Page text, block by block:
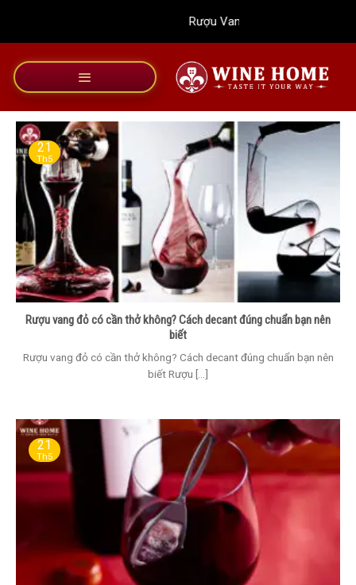
dung
Rượu Vang Wine Home
Rượu vang đỏ có cần thở không? Cách decant đúng chuẩn bạn nên
biết
Rượu vang đỏ có cần thở không? Cách decant đúng chuẩn bạn nên
biết Rượu [...]
21
Th5
21
Th5